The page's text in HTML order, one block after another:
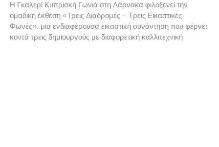
Η Γκαλερί Κυπριακή Γωνιά στη Λάρνακα φιλοξενεί την
ομαδική έκθεση «Τρεις Διαδρομές – Τρεις Εικαστικές
Φωνές», μια ενδιαφέρουσα εικαστική συνάντηση που φέρνει
κοντά τρεις δημιουργούς με διαφορετική καλλιτεχνική